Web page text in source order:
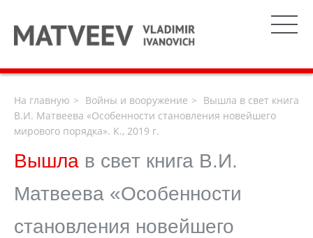
На главную Войны и вооружение
Вышла в свет книга
В.И. Матвеева «Особенности становления новейшего
мирового порядка». К., 2019 г.
Вышла в свет книга В.И.
Матвеева «Особенности
становления новейшего